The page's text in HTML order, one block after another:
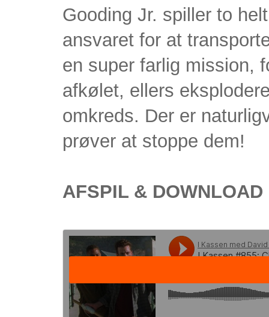
Gooding Jr. spiller to
ansvaret for at
en super farlig mission,
afkølet, ellers
omkreds. Der er
prøver at stoppe dem!
AFSPIL & DOWNLOAD